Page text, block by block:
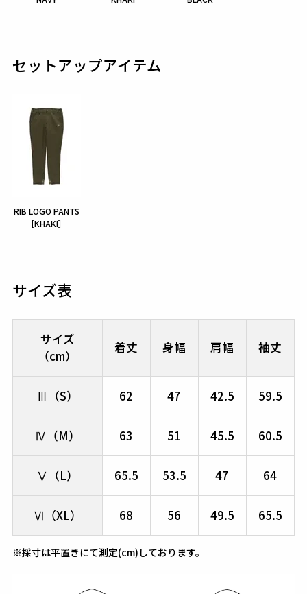
セットアップアイテム
RIB LOGO PANTS
［KHAKI］
サイズ表
サイズ
（cm）
着丈 身幅 肩幅 袖丈
Ⅲ（S） 62 47 42.5 59.5
Ⅳ（M） 63 51 45.5 60.5
Ⅴ（L） 65.5 53.5 47 64
Ⅵ（XL） 68 56 49.5 65.5
※採寸は平置きにて測定(cm)しております。